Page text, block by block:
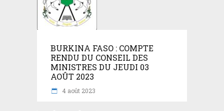
BURKINA FASO : COMPTE
RENDU DU CONSEIL DES
MINISTRES DU JEUDI 03
AOÛT 2023
4 août 2023